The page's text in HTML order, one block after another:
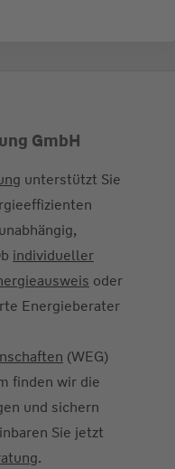
GmbH
unterstützt Sie
individueller
oder
Energieberater
(WEG)
finden wir die
und sichern
Sie jetzt
.